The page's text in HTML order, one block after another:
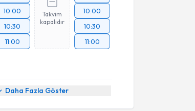
10:00
10:30
11:00
Takvim
kapalıdır
10:00
10:30
11:00
Daha Fazla Göster